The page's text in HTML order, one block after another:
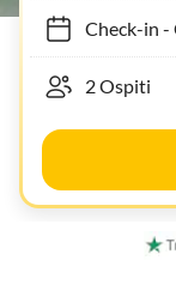
Check-in-